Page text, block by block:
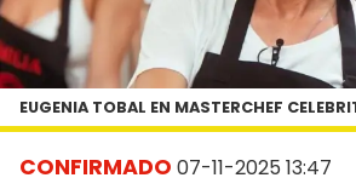
CONFIRMADO 07-11-2025 13:47
EUGENIA TOBAL EN MASTERCHEF